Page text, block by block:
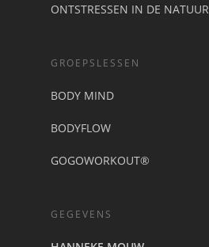
ONTSTRESSEN IN DE NATUUR
GROEPSLESSEN
BODY MIND
BODYFLOW
GOGOWORKOUT®
GEGEVENS